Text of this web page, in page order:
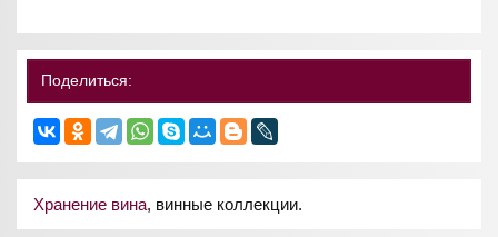
Поделиться:
Хранение вина, винные коллекции.